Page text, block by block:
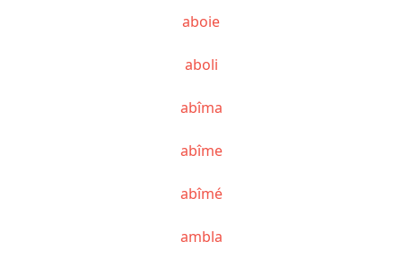
aboie
aboli
abîma
abîme
abîmé
ambla